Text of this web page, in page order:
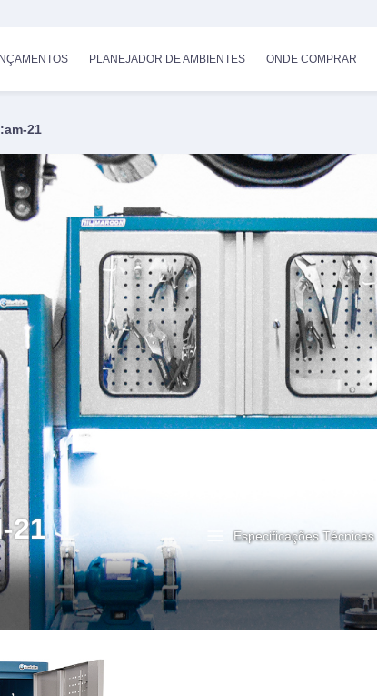
PLANEJADOR DE AMBIENTES ONDE COMPRAR
21
21 Especificações Técnicas